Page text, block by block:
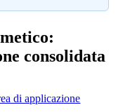
consolidata
di applicazione